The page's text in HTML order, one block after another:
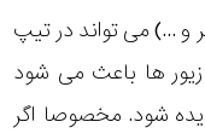
و ...) می تواند در تیپ
ها باعث می شود
شود. مخصوصا اگر